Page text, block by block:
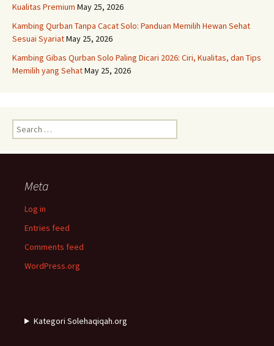
Kualitas Premium May 25, 2026
Kambing Qurban Tanpa Cacat Solo: Panduan Memilih Hewan Sehat
Sesuai SyariatMay 25, 2026
Kambing Gibas Qurban Solo Paling Dicari 2026: Ciri, Kualitas, dan Tips
Memilih yang SehatMay 25, 2026
Search
for:
Meta
Log in
Entries feed
Comments feed
WordPress.org
Kategori Solehaqiqah.org